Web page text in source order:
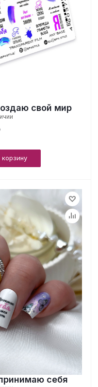
свой мир
корзину
себя